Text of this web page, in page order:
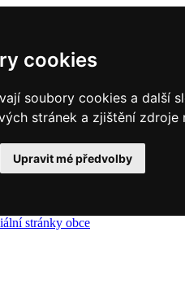
cookies
soubory cookies a další
stránek a zjištění zdroje
Upravit mé předvolby
stránky obce